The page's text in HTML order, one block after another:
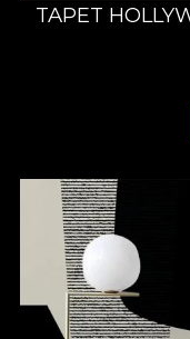
TAPET